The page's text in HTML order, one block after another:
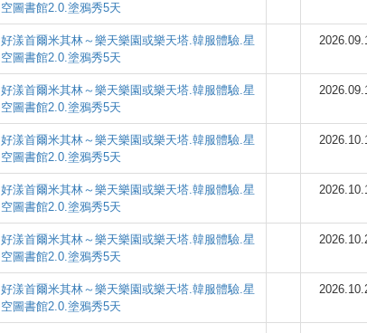
空圖書館2.0.塗鴉秀5天
好漾首爾米其林～樂天樂園或樂天塔.韓服體驗.星
空圖書館2.0.塗鴉秀5天
好漾首爾米其林～樂天樂園或樂天塔.韓服體驗.星
空圖書館2.0.塗鴉秀5天
好漾首爾米其林～樂天樂園或樂天塔.韓服體驗.星
空圖書館2.0.塗鴉秀5天
好漾首爾米其林～樂天樂園或樂天塔.韓服體驗.星
空圖書館2.0.塗鴉秀5天
好漾首爾米其林～樂天樂園或樂天塔.韓服體驗.星
空圖書館2.0.塗鴉秀5天
好漾首爾米其林～樂天樂園或樂天塔.韓服體驗.星
空圖書館2.0.塗鴉秀5天